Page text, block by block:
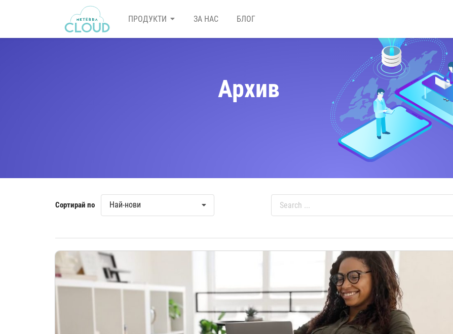
ПРОДУКТИ ЗА НАС БЛОГ
Архив
Сортирай по Най-нови